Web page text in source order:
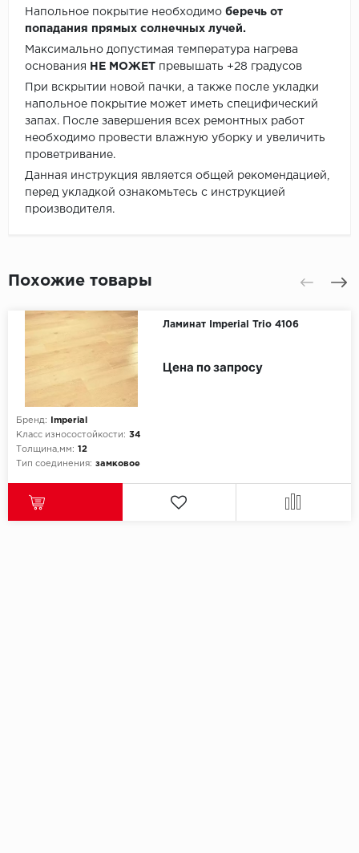
Напольное покрытие необходимо беречь от
попадания прямых солнечных лучей.
Максимально допустимая температура нагрева
основания
НЕ МОЖЕТ превышать +28 градусов
При вскрытии новой пачки, а также после укладки
напольное покрытие может иметь специфический
запах. После завершения всех ремонтных работ
необходимо провести влажную уборку и увеличить
проветривание.
Данная инструкция является общей рекомендацией,
перед укладкой ознакомьтесь с инструкцией
производителя.
Похожие товары
Ламинат Imperial Trio 4106
Бренд:
Imperial
Класс износостойкости: 34
Толщина,мм: 12
Тип соединения: замковое
Цена по запросу